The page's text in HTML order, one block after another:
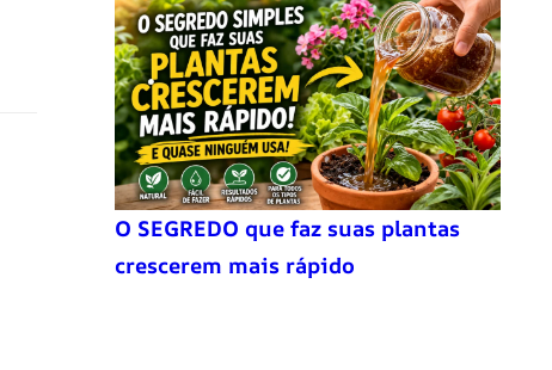
O SEGREDO que faz suas plantas
crescerem mais rápido